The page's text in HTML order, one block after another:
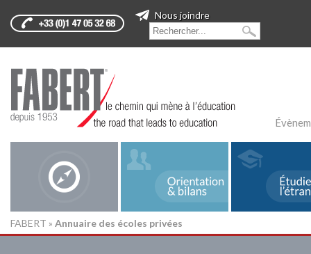
Nous joindre
FABERT » Annuaire des écoles privées